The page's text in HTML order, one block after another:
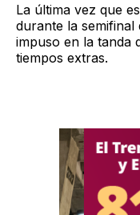
La última vez que
durante la semifinal
impuso en la tanda
tiempos extras.